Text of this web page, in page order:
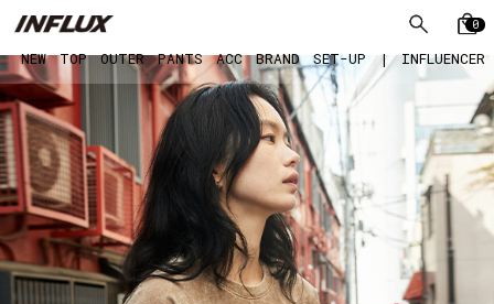
0
NEW TOP OUTER PANTS ACC BRAND SET-UP | INFLUENCER